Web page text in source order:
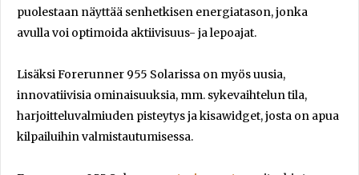
puolestaan näyttää senhetkisen energiatason, jonka
avulla voi optimoida aktiivisuus- ja lepoajat.
Lisäksi Forerunner 955 Solarissa on myös uusia,
innovatiivisia ominaisuuksia, mm. sykevaihtelun tila,
harjoitteluvalmiuden pisteytys ja kisawidget, josta on apua
kilpailuihin valmistautumisessa.